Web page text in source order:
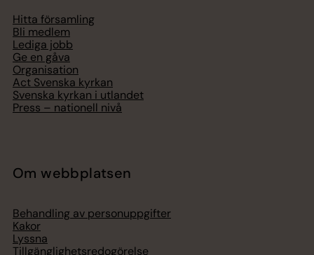
Hitta församling
Bli medlem
Lediga jobb
Ge en gåva
Organisation
Act Svenska kyrkan
Svenska kyrkan i utlandet
Press – nationell nivå
Om webbplatsen
Behandling av personuppgifter
Kakor
Lyssna
Tillgänglighetsredogörelse